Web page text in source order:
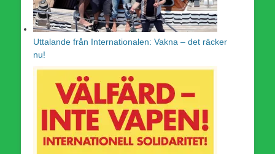
Uttalande från Internationalen: Vakna – det räcker
nu!